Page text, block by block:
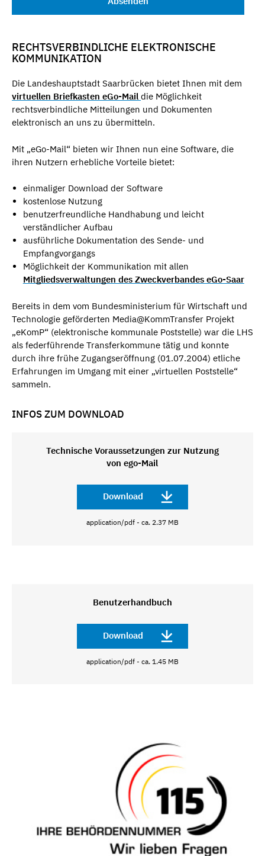
RECHTSVERBINDLICHE ELEKTRONISCHE
KOMMUNIKATION
Die Landeshauptstadt Saarbrücken bietet Ihnen mit dem
virtuellen Briefkasten eGo-Mail die Möglichkeit
rechtsverbindliche Mitteilungen und Dokumenten
elektronisch an uns zu übermitteln.
Mit „eGo-Mail“ bieten wir Ihnen nun eine Software, die
ihren Nutzern erhebliche Vorteile bietet:
einmaliger Download der Software
kostenlose Nutzung
benutzerfreundliche Handhabung und leicht
verständlicher Aufbau
ausführliche Dokumentation des Sende- und
Empfangvorgangs
Möglichkeit der Kommunikation mit allen
Mitgliedsverwaltungen des Zweckverbandes eGo-Saar
Bereits in dem vom Bundesministerium für Wirtschaft und
Technologie geförderten Media@KommTransfer Projekt
„eKomP“ (elektronische kommunale Poststelle) war die LHS
als federführende Transferkommune tätig und konnte
durch ihre frühe Zugangseröffnung (01.07.2004) etliche
Erfahrungen im Umgang mit einer „virtuellen Poststelle“
sammeln.
INFOS ZUM DOWNLOAD
Technische Voraussetzungen zur Nutzung
von ego-Mail
Download
application/pdf - ca. 2.37 MB
Benutzerhandbuch
Download
application/pdf - ca. 1.45 MB